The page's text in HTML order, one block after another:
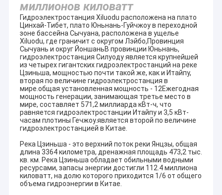
миллионов киловатт
Гидроэлектростанция Xiluodu расположена на плато
Цинхай-Тибет, плато Юньнань-Гуйчжоу в переходной
зоне бассейна Сычуана, расположена в ущелье
Xiluodu, где граничит с округом Лэйбо,Провинция
Сычуань и округ ЙоншаньВ провинции Юньнань,
гидроэлектростанция Силуоду является крупнейшей
из четырех гигантских гидроэлектростанций на реке
Цзиньша, мощностью почти такой же, как и Итайпу,
вторая по величине гидроэлектростанция в
мире.общая установленная мощность - 12Ежегодная
мощность генерации, занимающая третье место в
мире, составляет 571,2 миллиарда кВт-ч, что
равняется гидроэлектростанции Итайпу и 3,5 кВт-
часам плотины Гечжоу.является второй по величине
гидроэлектростанцией в Китае.
Река Цзиньша - это верхний поток реки Янцзы, общая
длина 3364 километра, дренажная площадь 473,2 тыс.
кв. км. Река Цзиньша обладает обильными водными
ресурсами, запасы энергии достигли 112.4 миллиона
киловатт, на долю которого приходится 1/6 от общего
объема гидроэнергии в Китае.